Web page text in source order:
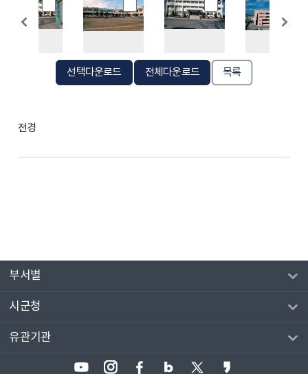
선택다운로드 전체다운로드 목록
전경
부서별
시군청
유관기관